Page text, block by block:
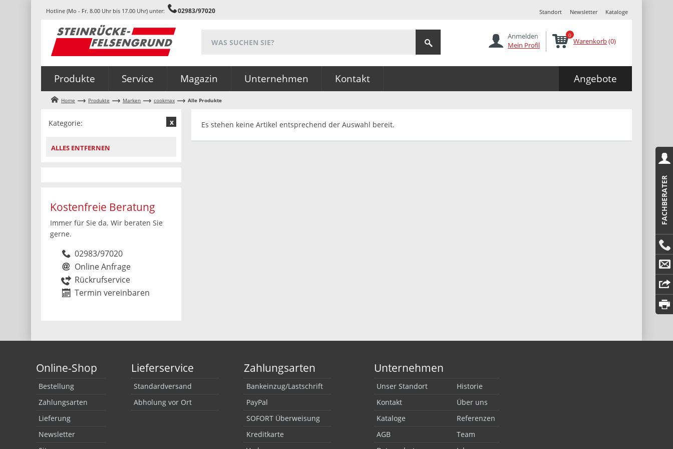
FACHBERATER
Hotline (Mo - Fr. 8.00 Uhr bis 17.00 Uhr) unter: 02983/97020 Standort Newsletter Kataloge
Anmelden
Mein Profil
Warenkorb(0)
0
Produkte Service Magazin Unternehmen Kontakt Angebote
Home Produkte Marken cookmax Alle Produkte
Kategorie:
ALLES ENTFERNEN
Es stehen keine Artikel entsprechend der Auswahl bereit.
Kostenfreie Beratung
Immer für Sie da. Wir beraten Sie
gerne.
02983/97020
Online Anfrage
Rückrufservice
Termin vereinbaren
Online-Shop
Bestellung
Zahlungsarten
Lieferung
Newsletter
Lieferservice
Standardversand
Abholung vor Ort
Zahlungsarten
Bankeinzug/Lastschrift
PayPal
SOFORT Überweisung
Kreditkarte
Unternehmen
Unser Standort
Historie
Kontakt
Über uns
Kataloge
Referenzen
AGB
Team